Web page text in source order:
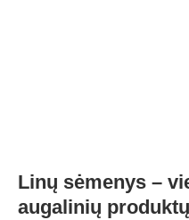
Linų sėmenys –
augalinių produktų